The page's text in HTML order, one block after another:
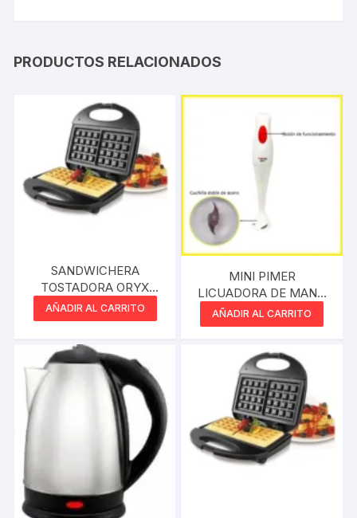
PRODUCTOS RELACIONADOS
SANDWICHERA
TOSTADORA ORYX
S1808 ANTIADHERENTE
AÑADIR AL CARRITO
MINI PIMER
LICUADORA DE MANO
SOVIO 300W BLANCO
AÑADIR AL CARRITO